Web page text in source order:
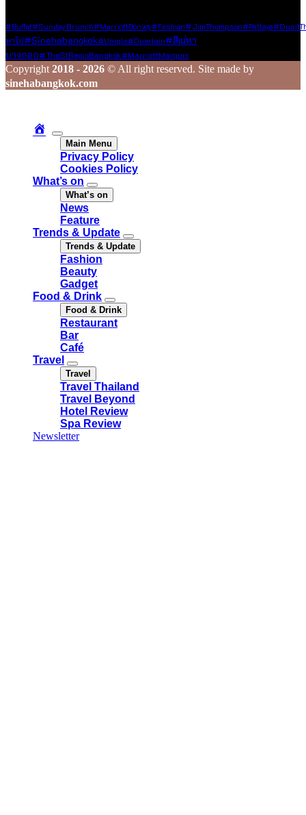
#Buffet#SundayBrunch#MarriottBonvoy#fashion#JimThompson#pattaya
พาไป#sinehabangkok#Uniqlo#Guerlain#สิเน่หา
บางกอก#TheStRegisBangkok#MarriottMarquis
Copyright 2018 - 2026 © All right reserved. Site made by
sinehabangkok.com
Main Menu
Privacy Policy
Cookies Policy
What’s on
What’s on
News
Feature
Trends & Update
Trends & Update
Fashion
Beauty
Gadget
Food & Drink
Food & Drink
Restaurant
Bar
Café
Travel
Travel
Travel Thailand
Travel Beyond
Hotel Review
Spa Review
Newsletter